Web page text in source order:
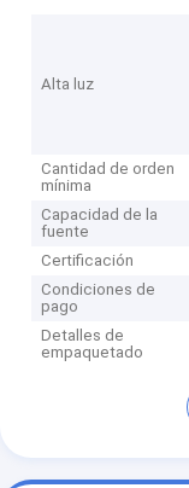
Alta luz
Cantidad de orden
mínima
Capacidad de la
fuente
Certificación
Condiciones de
pago
Detalles de
empaquetado